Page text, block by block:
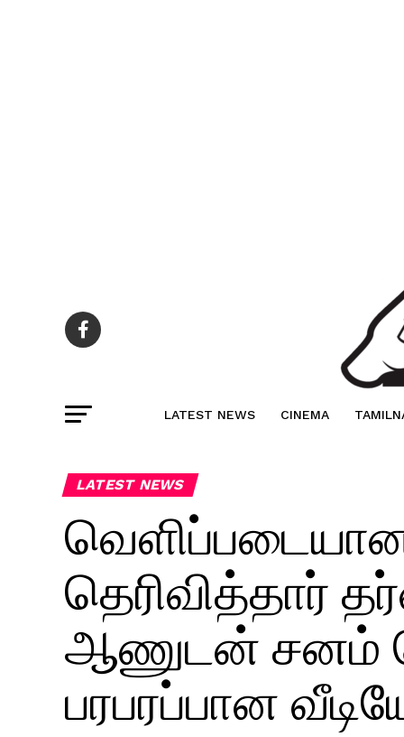
LATEST NEWS CINEMA
LATEST NEWS
தெரிவித்தார்
ஆணுடன் சனம்
பரபரப்பான